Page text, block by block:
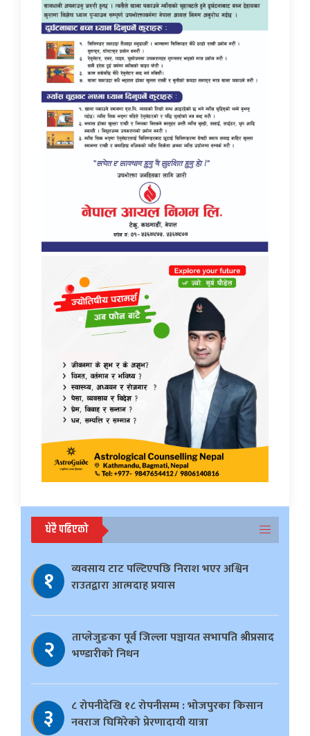
धेरै पढिएको
१
व्यवसाय टाट पल्टिएपछि निराश भएर अश्विन
राउतद्वारा आत्मदाह प्रयास
२
ताप्लेजुङका पूर्व जिल्ला पञ्चायत सभापति श्रीप्रसाद
भण्डारीको निधन
३
८ रोपनीदेखि १८ रोपनीसम्म : भोजपुरका किसान
नवराज घिमिरेको प्रेरणादायी यात्रा